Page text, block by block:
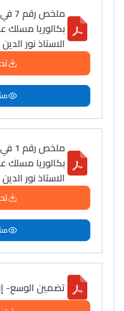
بكالوريا مسلك
الاستاذ نور
بكالوريا مسلك
الاستاذ نور
تضمين الوسع-